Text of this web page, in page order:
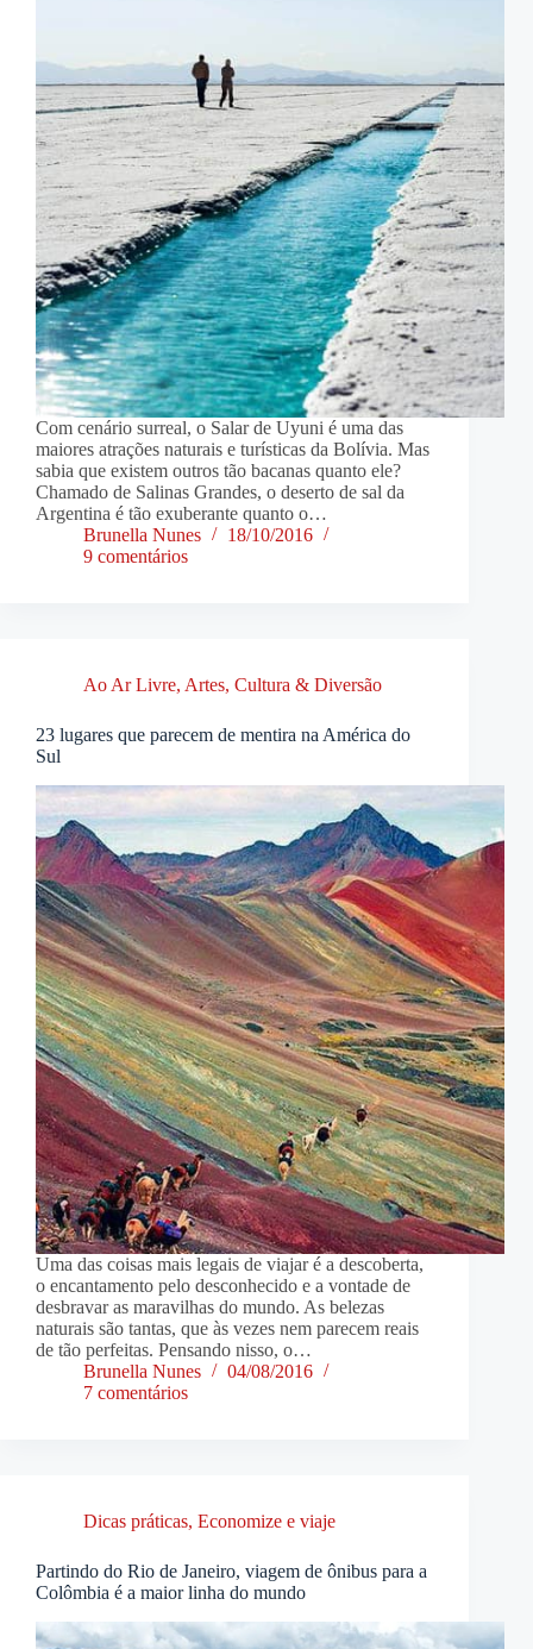
Com cenário surreal, o Salar de Uyuni é uma das
maiores atrações naturais e turísticas da Bolívia. Mas
sabia que existem outros tão bacanas quanto ele?
Chamado de Salinas Grandes, o deserto de sal da
Argentina é tão exuberante quanto o…
Brunella Nunes
18/10/2016
9 comentários
Ao Ar Livre, Artes, Cultura & Diversão
23 lugares que parecem de mentira na América do
Sul
Uma das coisas mais legais de viajar é a descoberta,
o encantamento pelo desconhecido e a vontade de
desbravar as maravilhas do mundo. As belezas
naturais são tantas, que às vezes nem parecem reais
de tão perfeitas. Pensando nisso, o…
Brunella Nunes
04/08/2016
7 comentários
Dicas práticas, Economize e viaje
Partindo do Rio de Janeiro, viagem de ônibus para a
Colômbia é a maior linha do mundo